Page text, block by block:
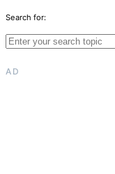
Search for:
AD